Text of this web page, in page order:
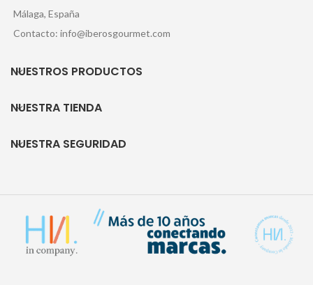
Málaga, España
Contacto: info@iberosgourmet.com
NUESTROS PRODUCTOS
NUESTRA TIENDA
NUESTRA SEGURIDAD